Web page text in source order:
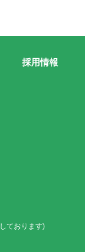
ております)
採用情報